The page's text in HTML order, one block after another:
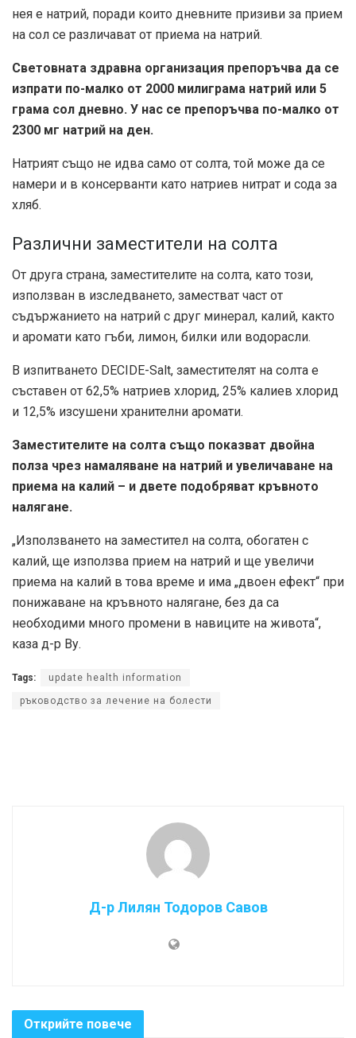
нея е натрий, поради които дневните призиви за прием
на сол се различават от приема на натрий.
Световната здравна организация препоръчва да се
изпрати по-малко от 2000 милиграма натрий или 5
грама сол дневно. У нас се препоръчва по-малко от
2300 мг натрий на ден.
Натрият също не идва само от солта, той може да се
намери и в консерванти като натриев нитрат и сода за
хляб.
Различни заместители на солта
От друга страна, заместителите на солта, като този,
използван в изследването, заместват част от
съдържанието на натрий с друг минерал, калий, както
и аромати като гъби, лимон, билки или водорасли.
В изпитването DECIDE-Salt, заместителят на солта е
съставен от 62,5% натриев хлорид, 25% калиев хлорид
и 12,5% изсушени хранителни аромати.
Заместителите на солта също показват двойна
полза чрез намаляване на натрий и увеличаване на
приема на калий – и двете подобряват кръвното
налягане.
„Използването на заместител на солта, обогатен с
калий, ще използва прием на натрий и ще увеличи
приема на калий в това време и има „двоен ефект“ при
понижаване на кръвното налягане, без да са
необходими много промени в навиците на живота“,
каза д-р Ву.
Tags: update health information
ръководство за лечение на болести
Д-р Лилян Тодоров Савов
Открийте повече